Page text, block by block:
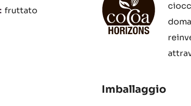
fruttato
Imballaggio